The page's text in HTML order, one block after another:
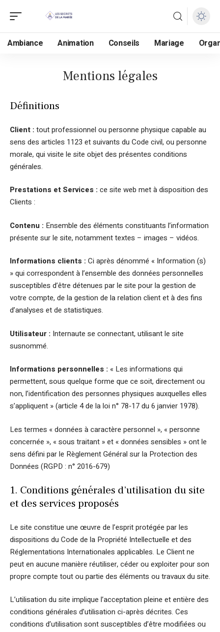
Ambiance Animation Conseils Mariage
Mentions légales
Définitions
Client : tout professionnel ou personne physique capable au
sens des articles 1123 et suivants du Code civil, ou personne
morale, qui visite le site objet des présentes conditions
générales.
Prestations et Services : ce site web met à disposition des
Clients :
Contenu : Ensemble des éléments constituants l’information
présente sur le site, notamment textes – images – vidéos.
Informations clients : Ci après dénommé « Information (s)
» qui correspondent à l’ensemble des données personnelles
susceptibles d’être détenues par le site pour la gestion de
votre compte, de la gestion de la relation client et à des fins
d’analyses et de statistiques.
Utilisateur : Internaute se connectant, utilisant le site
susnommé.
Informations personnelles : « Les informations qui
permettent, sous quelque forme que ce soit, directement ou
non, l’identification des personnes physiques auxquelles elles
s’appliquent » (article 4 de la loi n° 78-17 du 6 janvier 1978).
Les termes « données à caractère personnel », « personne
concernée », « sous traitant » et « données sensibles » ont le
sens défini par le Règlement Général sur la Protection des
Données (RGPD : n° 2016-679)
1. Conditions générales d’utilisation du site
et des services proposés
Le site constitue une œuvre de l’esprit protégée par les
dispositions du Code de la Propriété Intellectuelle et des
Réglementations Internationales applicables. Le Client ne
peut en aucune manière réutiliser, céder ou exploiter pour son
propre compte tout ou partie des éléments ou travaux du site.
L’utilisation du site implique l’acceptation pleine et entière des
conditions générales d’utilisation ci-après décrites. Ces
conditions d’utilisation sont susceptibles d’être modifiées ou